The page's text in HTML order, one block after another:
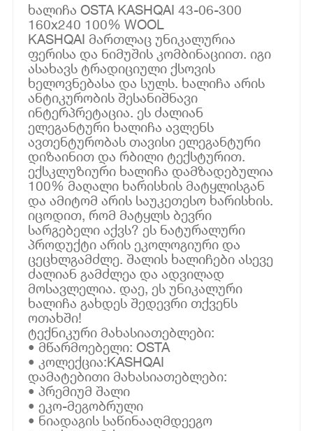
ხალიჩა OSTA KASHQAI 43-06-300
160x240 100% WOOL
KASHQAI მართლაც უნიკალურია
ფერისა და ნიმუშის კომბინაციით. იგი
ასახავს ტრადიციული ქსოვის
ხელოვნებასა და სულს. ხალიჩა არის
ანტიკურობის შესანიშნავი
ინტერპრეტაცია. ეს ძალიან
ელეგანტური ხალიჩა ავლენს
ავთენტურობას თავისი ელეგანტური
დიზაინით და რბილი ტექსტურით.
ექსკლუზიური ხალიჩა დამზადებულია
100% მაღალი ხარისხის მატყლისგან
და ამიტომ არის საუკეთესო ხარისხის.
იცოდით, რომ მატყლს ბევრი
სარგებელი აქვს? ეს ნატურალური
პროდუქტი არის ეკოლოგიური და
ცეცხლგამძლე. შალის ხალიჩები ასევე
ძალიან გამძლეა და ადვილად
მოსავლელია. დაე, ეს უნიკალური
ხალიჩა გახდეს შედევრი თქვენს
ოთახში!
ტექნიკური მახასიათებლები:
• მწარმოებელი: OSTA
• კოლექცია:KASHQAI
დამატებითი მახასიათებლები:
• პრემიუმ შალი
• ეკო-მეგობრული
• ნიადაგის საწინააღმდეეგო